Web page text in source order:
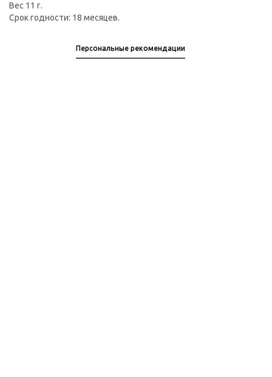
Вес 11 г.
Срок годности: 18 месяцев.
Персональные рекомендации